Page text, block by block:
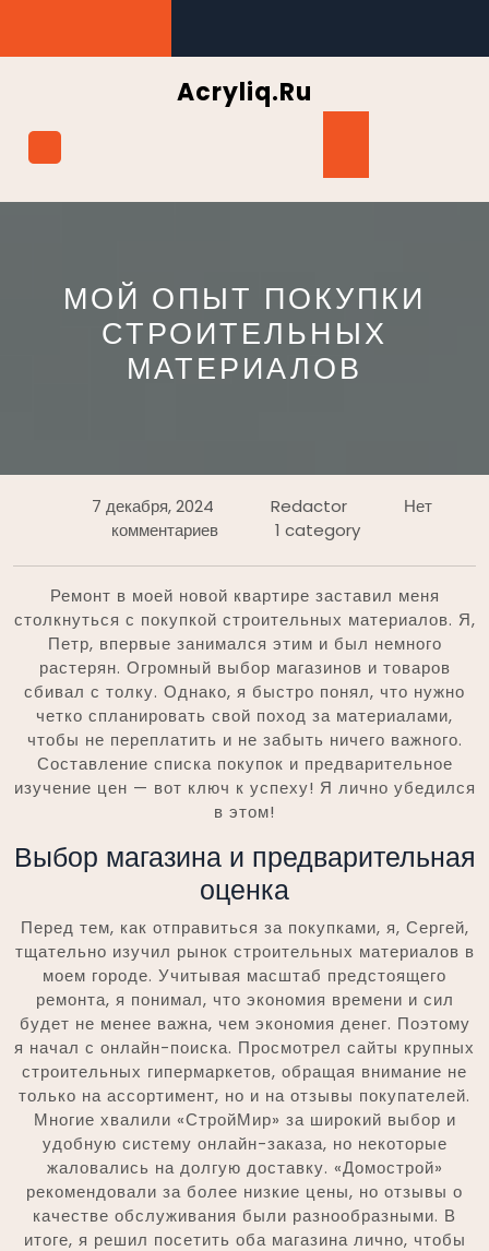
содержимому
Acryliq.ru
МОЙ ОПЫТ ПОКУПКИ
СТРОИТЕЛЬНЫХ
МАТЕРИАЛОВ
7 декабря, 2024 Redactor
Нет
комментариев
1 category
Ремонт в моей новой квартире заставил меня
столкнуться с покупкой строительных материалов. Я,
Петр, впервые занимался этим и был немного
растерян. Огромный выбор магазинов и товаров
сбивал с толку. Однако, я быстро понял, что нужно
четко спланировать свой поход за материалами,
чтобы не переплатить и не забыть ничего важного.
Составление списка покупок и предварительное
изучение цен — вот ключ к успеху! Я лично убедился
в этом!
Выбор магазина и предварительная
оценка
Перед тем, как отправиться за покупками, я, Сергей,
тщательно изучил рынок строительных материалов в
моем городе. Учитывая масштаб предстоящего
ремонта, я понимал, что экономия времени и сил
будет не менее важна, чем экономия денег. Поэтому
я начал с онлайн-поиска. Просмотрел сайты крупных
строительных гипермаркетов, обращая внимание не
только на ассортимент, но и на отзывы покупателей.
Многие хвалили «СтройМир» за широкий выбор и
удобную систему онлайн-заказа, но некоторые
жаловались на долгую доставку. «Домострой»
рекомендовали за более низкие цены, но отзывы о
качестве обслуживания были разнообразными. В
итоге, я решил посетить оба магазина лично, чтобы